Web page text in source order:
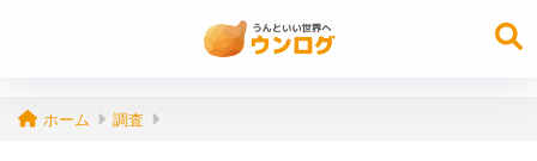
ホーム 調査